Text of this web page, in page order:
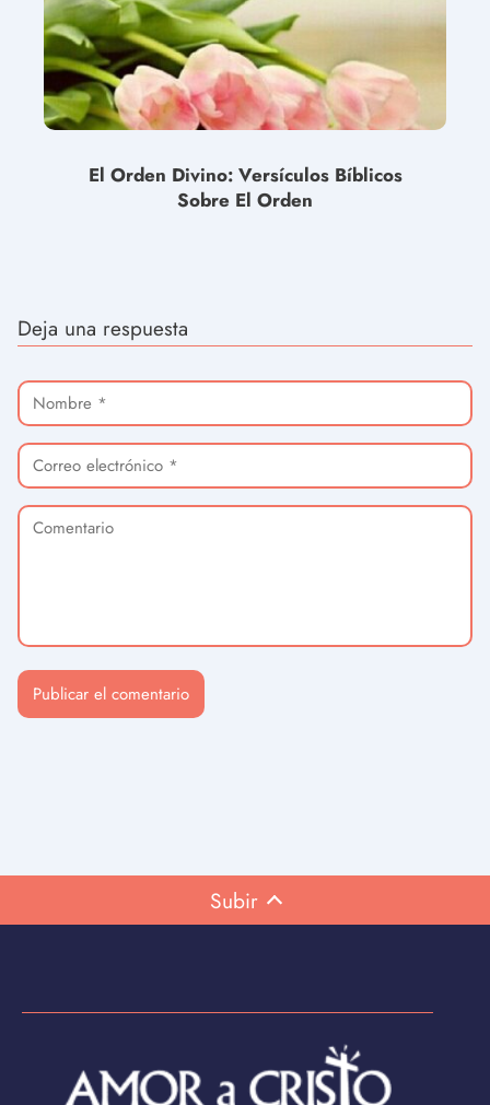
El Orden Divino: Versículos Bíblicos
Sobre El Orden
Deja una respuesta
Subir